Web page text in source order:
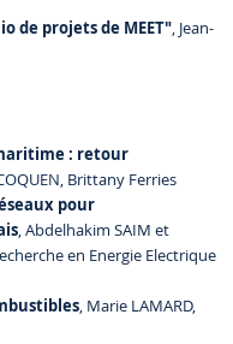
de projets de MEET", Jean-
: retour
Brittany Ferries
pour
, Abdelhakim SAIM et
en Energie Electrique
, Marie LAMARD,